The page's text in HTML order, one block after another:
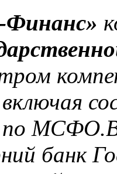
Финанс»
МСФО.В
банк